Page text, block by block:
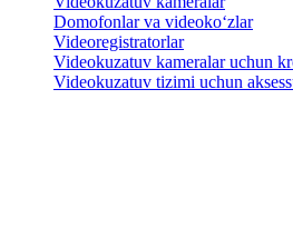
​Domofonlar va videoko‘zlar
Videoregistratorlar
Videokuzatuv kameralar uchun
​Videokuzatuv tizimi uchun